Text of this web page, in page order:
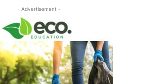
- Advertisement -